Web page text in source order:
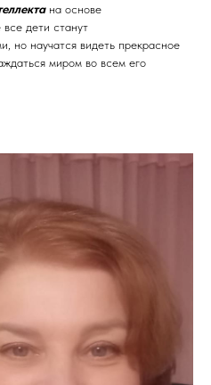
на основе
все дети станут
но научатся видеть прекрасное
миром во всем его